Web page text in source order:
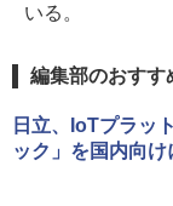
いる。
編集部のおすす
日立、IoTプラッ
ック」を国内向